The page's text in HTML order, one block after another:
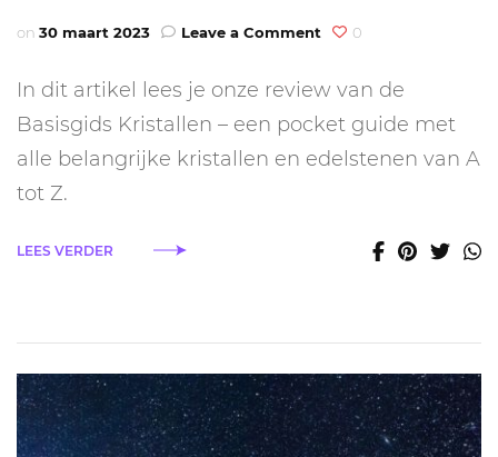
on 30 maart 2023 Leave a Comment on
kristallen
–
edelstenen
0
In dit artikel lees je onze review van de
Basisgids Kristallen – een pocket guide met
alle belangrijke kristallen en edelstenen van A
tot Z.
LEES VERDER